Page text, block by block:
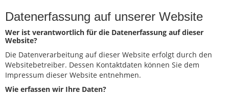
Datenerfassung auf unserer Website
Wer ist verantwortlich für die Datenerfassung auf dieser
Website?
Die Datenverarbeitung auf dieser Website erfolgt durch den
Websitebetreiber. Dessen Kontaktdaten können Sie dem
Impressum dieser Website entnehmen.
Wie erfassen wir Ihre Daten?